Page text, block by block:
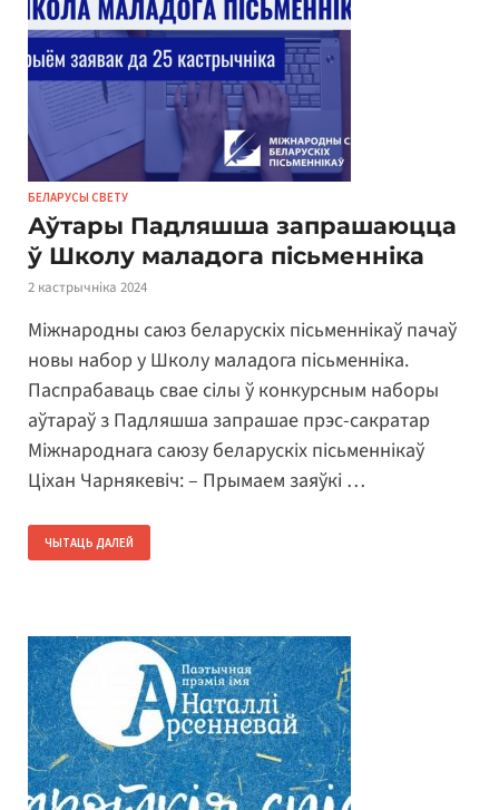
БЕЛАРУСЫ СВЕТУ
Аўтары Падляшша запрашаюцца
ў Школу маладога пісьменніка
2 кастрычніка 2024
Міжнародны саюз беларускіх пісьменнікаў пачаў
новы набор у Школу маладога пісьменніка.
Паспрабаваць свае сілы ў конкурсным наборы
аўтараў з Падляшша запрашае прэс-сакратар
Міжнароднага саюзу беларускіх пісьменнікаў
Ціхан Чарнякевіч: – Прымаем заяўкі …
ЧЫТАЦЬ ДАЛЕЙ